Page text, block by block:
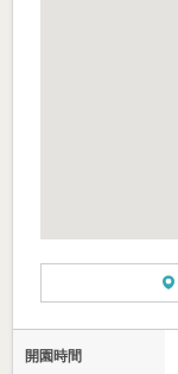
開園時間